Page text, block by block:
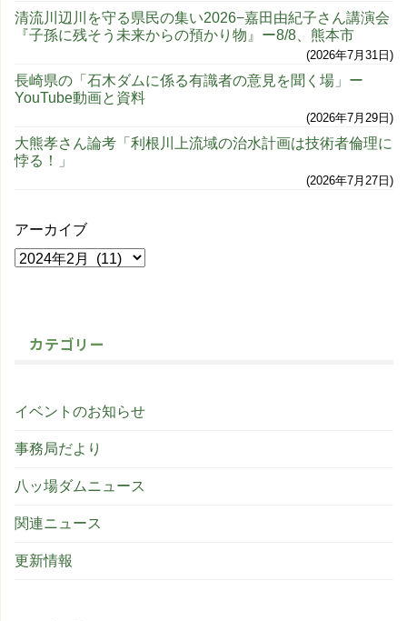
清流川辺川を守る県民の集い2026−嘉田由紀子さん講演会
『子孫に残そう未来からの預かり物』ー8/8、熊本市
2026年7月31日
長崎県の「石木ダムに係る有識者の意見を聞く場」ー
YouTube動画と資料
2026年7月29日
大熊孝さん論考「利根川上流域の治水計画は技術者倫理に
悖る！」
2026年7月27日
アーカイブ
カテゴリー
イベントのお知らせ
事務局だより
八ッ場ダムニュース
関連ニュース
更新情報